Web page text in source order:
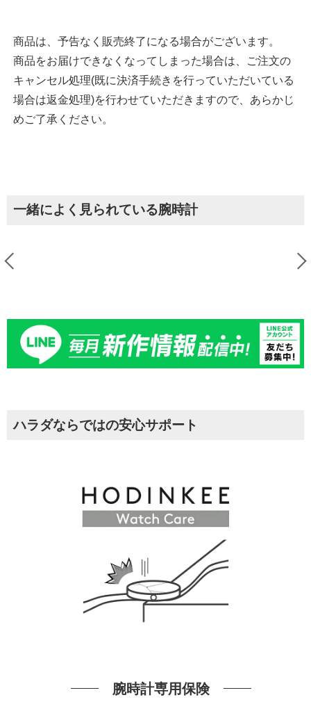
商品は、予告なく販売終了になる場合がございます。
商品をお届けできなくなってしまった場合は、ご注文の
キャンセル処理(既に決済手続きを行っていただいている
場合は返金処理)を行わせていただきますので、あらかじ
めご了承ください。
一緒によく見られている腕時計
ハラダならではの安心サポート
腕時計専用保険